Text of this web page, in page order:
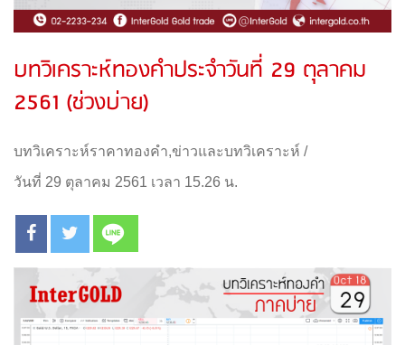
บทวิเคราะห์ทองคำประจำวันที่ 29 ตุลาคม
2561 (ช่วงบ่าย)
บทวิเคราะห์ราคาทองคำ,ข่าวและบทวิเคราะห์ /
วันที่ 29 ตุลาคม 2561 เวลา 15.26 น.